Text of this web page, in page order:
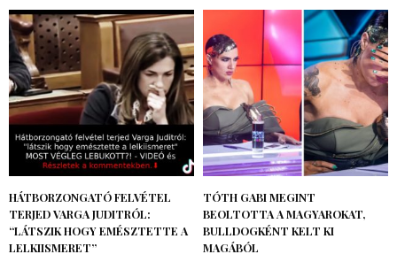
HÁTBORZONGATÓ FELVÉTEL
TERJED VARGA JUDITRÓL:
“LÁTSZIK HOGY EMÉSZTETTE A
LELKIISMERET”
TÓTH GABI MEGINT
BEOLTOTTA A MAGYAROKAT,
BULLDOGKÉNT KELT KI
MAGÁBÓL